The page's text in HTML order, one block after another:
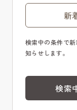
新
検索中の条件で
知らせします。
検索